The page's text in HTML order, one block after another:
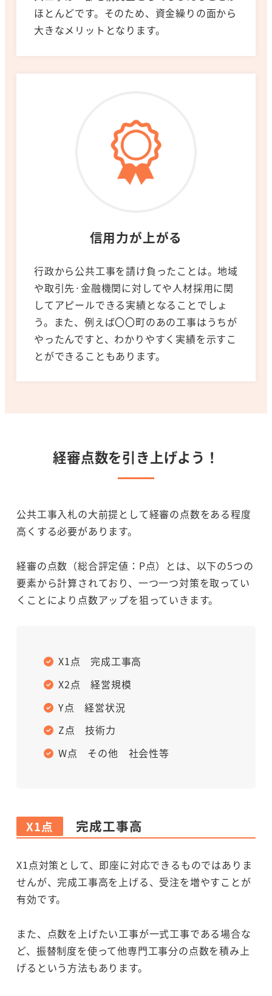
ほとんどです。そのため、資金繰りの面から
大きなメリットとなります。
信用力が上がる
行政から公共工事を請け負ったことは。地域
や取引先·金融機関に対してや人材採用に関
してアピールできる実績となることでしょ
う。また、例えば〇〇町のあの工事はうちが
やったんですと、わかりやすく実績を示すこ
とができることもあります。
経審点数を引き上げよう！
公共工事入札の大前提として経審の点数をある程度
高くする必要があります。
経審の点数（総合評定値：P点）とは、以下の5つの
要素から計算されており、 一つ一つ対策を取ってい
くことにより点数アップを狙っていきます。
X1点 完成工事高
X2点 経営規模
Y点 経営状況
Z点 技術力
W点 その他 社会性等
X1点 完成工事高
X1点対策として、即座に対応できるものではありま
せんが、完成工事高を上げる、受注を増やすことが
有効です。
また、点数を上げたい工事が一式工事である場合な
ど、振替制度を使って他専門工事分の点数を積み上
げるという方法もあります。